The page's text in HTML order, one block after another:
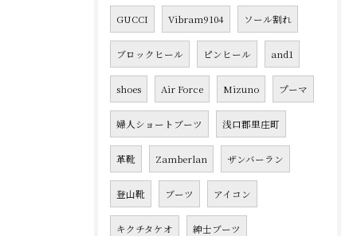
GUCCI Vibram9104 ソール割れ
ブロックヒール ピンヒール and1
shoes Air Force Mizuno プーマ
婦人ショートブーツ 浅口郡里庄町
革靴 Zamberlan ザンバーラン
登山靴 ブーツ アイコン
キクチタケオ 紳士ブーツ